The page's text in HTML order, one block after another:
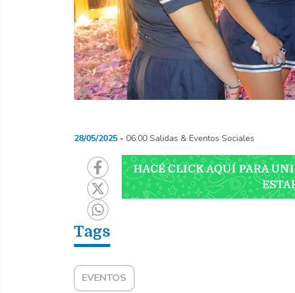
28/05/2025 06:00 Salidas & Eventos Sociales
HACÉ CLICK AQUÍ PARA
EVENTOS